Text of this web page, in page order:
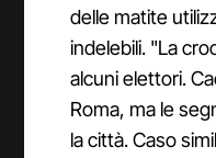
delle matite
indelebili. "La
alcuni elettori.
Roma, ma le
la città. Caso